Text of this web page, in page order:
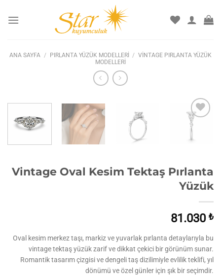
atla
ANA SAYFA / PIRLANTA YÜZÜK MODELLERI / VINTAGE PIRLANTA YÜZÜK
MODELLERI
İstek
Vintage Oval Kesim Tektaş Pırlanta
Yüzük
81.030 ₺
Oval kesim merkez taşı, markiz ve yuvarlak pırlanta detaylarıyla bu
vintage tektaş yüzük zarif ve dikkat çekici bir görünüm sunar.
Romantik tasarım çizgisi ve dengeli taş dizilimiyle evlilik teklifi, yıl
dönümü ve özel günler için şık bir seçimdir.